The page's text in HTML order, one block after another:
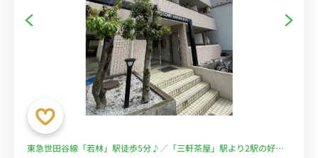
東急世田谷線「若林」駅徒歩5分♪／「三軒茶屋」駅より2駅の好立